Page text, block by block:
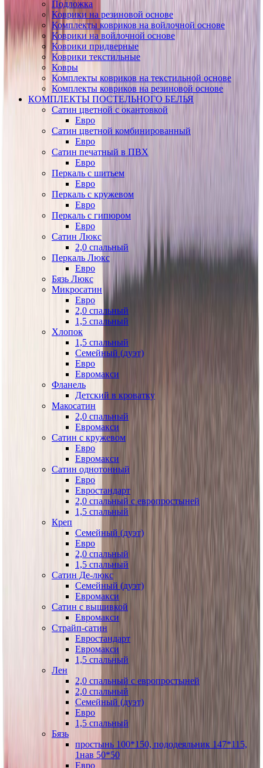
Подложка
Коврики на резиновой основе
Комплекты ковриков на войлочной основе
Коврики на войлочной основе
Коврики придверные
Коврики текстильные
Ковры
Комплекты ковриков на текстильной основе
Комплекты ковриков на резиновой основе
КОМПЛЕКТЫ ПОСТЕЛЬНОГО БЕЛЬЯ
Сатин цветной с окантовкой
Евро
Сатин цветной комбинированный
Евро
Сатин печатный в ПВХ
Евро
Перкаль с шитьем
Евро
Перкаль с кружевом
Евро
Перкаль с гипюром
Евро
Сатин Люкс
2,0 спальный
Перкаль Люкс
Евро
Бязь Люкс
Микросатин
Евро
2,0 спальный
1,5 спальный
Хлопок
1,5 спальный
Семейный (дуэт)
Евро
Евромакси
Фланель
Детский в кроватку
Макосатин
2,0 спальный
Евромакси
Сатин с кружевом
Евро
Евромакси
Сатин однотонный
Евро
Евростандарт
2,0 спальный с европростыней
1,5 спальный
Креп
Семейный (дуэт)
Евро
2,0 спальный
1,5 спальный
Сатин Де-люкс
Семейный (дуэт)
Евромакси
Сатин с вышивкой
Евромакси
Страйп-сатин
Евростандарт
Евромакси
1,5 спальный
Лен
2,0 спальный с европростыней
2,0 спальный
Семейный (дуэт)
Евро
1,5 спальный
Бязь
простынь 100*150, пододеяльник 147*115,
1нав 50*50
Евро